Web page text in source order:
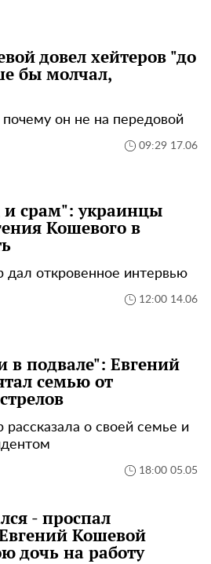
довел хейтеров "до
бы молчал,
почему он не на передовой
09:29 17.06
и срам": украинцы
Кошевого в
дал откровенное интервью
12:00 14.06
в подвале": Евгений
семью от
рассказала о своей семье и
18:00 05.05
- проспал
Кошевой
дочь на работу